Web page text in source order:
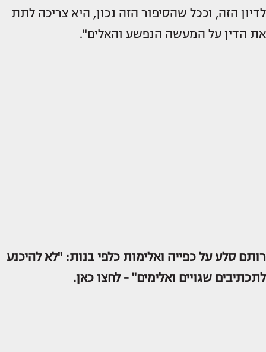
לדיון הזה, וככל שהסיפור הזה נכון, היא צריכה לתת
את הדין על המעשה הנפשע והאלים".
רותם סלע על כפייה ואלימות כלפי בנות: "לא להיכנע
לתכתיבים שגויים ואלימים" -לחצו כאן.